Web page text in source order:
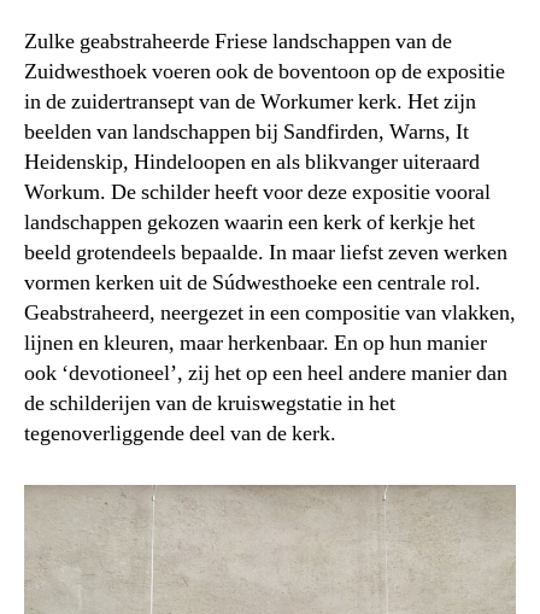
Zulke geabstraheerde Friese landschappen van de
Zuidwesthoek voeren ook de boventoon op de expositie
in de zuidertransept van de Workumer kerk. Het zijn
beelden van landschappen bij Sandfirden, Warns, It
Heidenskip, Hindeloopen en als blikvanger uiteraard
Workum. De schilder heeft voor deze expositie vooral
landschappen gekozen waarin een kerk of kerkje het
beeld grotendeels bepaalde. In maar liefst zeven werken
vormen kerken uit de Súdwesthoeke een centrale rol.
Geabstraheerd, neergezet in een compositie van vlakken,
lijnen en kleuren, maar herkenbaar. En op hun manier
ook ‘devotioneel’, zij het op een heel andere manier dan
de schilderijen van de kruiswegstatie in het
tegenoverliggende deel van de kerk.